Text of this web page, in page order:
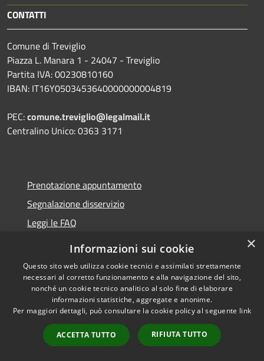
CONTATTI
Comune di Treviglio
Piazza L. Manara 1 - 24047 - Treviglio
Partita IVA: 00230810160
IBAN: IT16Y0503453640000000004819
PEC:comune.treviglio@legalmail.it
Centralino Unico: 0363 3171
Prenotazione appuntamento
Segnalazione disservizio
Leggi le FAQ
Richiesta assistenza
Amministrazione trasparente
Informativa privacy
Note legali
×
Informazioni sui cookie
Questo sito web utilizza cookie tecnici e assimilati strettamente
necessari al corretto funzionamento e alla navigazione del sito,
nonché un cookie tecnico analitico al solo fine di elaborare
informazioni statistiche, aggregate e anonime.
Per maggiori dettagli, può consultare la cookie policy al seguente link
ACCETTA TUTTO RIFIUTA TUTTO